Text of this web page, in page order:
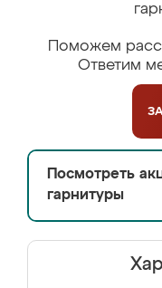
Поможем
Ответим
Посмотреть
гарнитуры